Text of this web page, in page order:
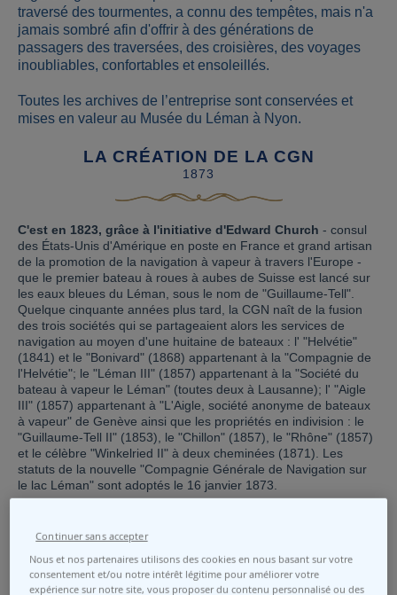
traversé des tourmentes, a connu des tempêtes, mais n'a
jamais sombré afin d'offrir à des générations de
passagers des traversées, des croisières, des voyages
inoubliables, confortables et ensoleillés.
Toutes les archives de l’entreprise sont conservées et
mises en valeur au Musée du Léman à Nyon.
LA CRÉATION DE LA CGN
1873
C'est en 1823, grâce à l'initiative d'Edward Church - consul
des États-Unis d'Amérique en poste en France et grand artisan
de la promotion de la navigation à vapeur à travers l'Europe -
que le premier bateau à roues à aubes de Suisse est lancé sur
les eaux bleues du Léman, sous le nom de "Guillaume-Tell".
Quelque cinquante années plus tard, la CGN naît de la fusion
des trois sociétés qui se partageaient alors les services de
navigation au moyen d'une huitaine de bateaux : l' "Helvétie"
(1841) et le "Bonivard" (1868) appartenant à la "Compagnie de
l'Helvétie"; le "Léman III" (1857) appartenant à la "Société du
bateau à vapeur le Léman" (toutes deux à Lausanne); l' "Aigle
III" (1857) appartenant à "L'Aigle, société anonyme de bateaux
à vapeur" de Genève ainsi que les propriétés en indivision : le
"Guillaume-Tell II" (1853), le "Chillon" (1857), le "Rhône" (1857)
et le célèbre "Winkelried II" à deux cheminées (1871). Les
statuts de la nouvelle "Compagnie Générale de Navigation sur
le lac Léman" sont adoptés le 16 janvier 1873.
composer avec l'avènement des chemins de fer et l'afflux
de la CGN devra donc chercher sans cesse à s'agrandir en
assurant le meilleur confort aux voyageurs et une desserte
Nous et nos partenaires utilisons des cookies en nous basant sur votre
consentement et/ou notre intérêt légitime pour améliorer votre
expérience sur notre site, vous proposer du contenu personnalisé ou des
Continuer sans accepter